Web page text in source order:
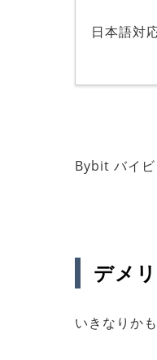
日本語対
Bybit バイ
デメ
いきなりか